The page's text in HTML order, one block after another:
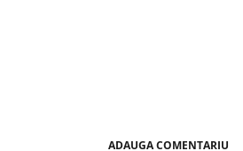
ADAUGA COMENTARIU